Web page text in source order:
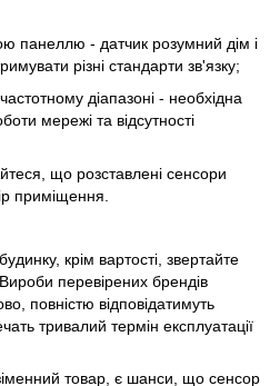
панеллю - датчик розумний дім і
різні стандарти зв'язку;
діапазоні - необхідна
мережі та відсутності
що розставлені сенсори
приміщення.
крім вартості, звертайте
перевірених брендів
повністю відповідатимуть
тривалий термін експлуатації
товар, є шанси, що сенсор